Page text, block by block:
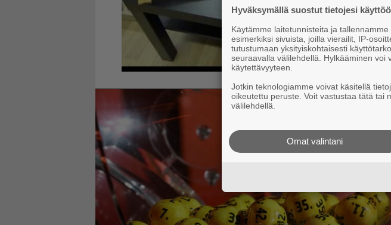
Hyväksymällä suostut tietojesi
Käytämme laitetunnisteita ja
esimerkiksi sivuista, joilla vierailit, IP-
tutustumaan yksityiskohtaisesti
seuraavalla välilehdellä. Hylkääminen voi
käytettävyyteen.
Jotkin teknologiamme voivat käsitellä
oikeutettu peruste. Voit vastustaa tätä tai
välilehdellä.
Omat valintani